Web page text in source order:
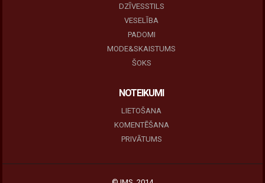
DZĪVESSTILS
VESELĪBA
PADOMI
MODE&SKAISTUMS
ŠOKS
NOTEIKUMI
LIETOŠANA
KOMENTĒŠANA
PRIVĀTUMS